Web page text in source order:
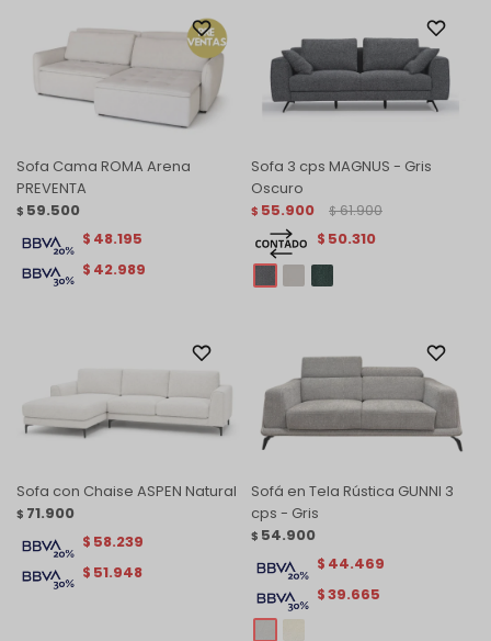
Sofa Cama ROMA Arena
PREVENTA
$ 59.500
$ 42.989
$ 48.195
Sofa 3 cps MAGNUS - Gris
Oscuro
$ 55.900 $ 61.900
$ 50.310
Sofa con Chaise ASPEN Natural
$ 71.900
$ 51.948
$ 58.239
Sofá en Tela Rústica GUNNI 3
cps - Gris
$ 54.900
$39.665
$ 44.469